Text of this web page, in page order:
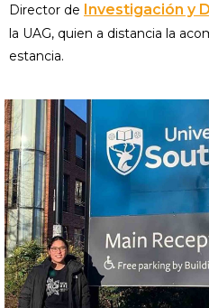
Director de
Investigación y
la UAG, quien a distancia la
estancia.